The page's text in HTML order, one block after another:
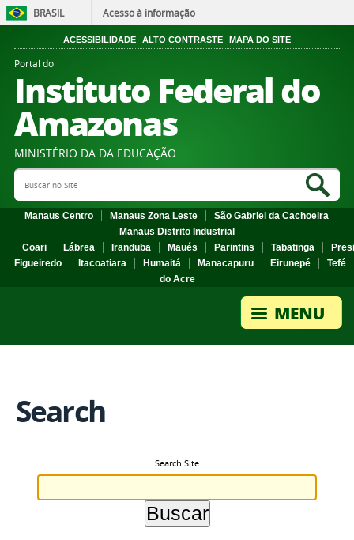
BRASIL Acesso à informação
ACESSIBILIDADE ALTO CONTRASTE MAPA DO SITE
Portal do
Instituto Federal do
Amazonas
MINISTÉRIO DA DA EDUCAÇÃO
Search Site
Manaus Centro Manaus Zona Leste
São Gabriel da Cachoeira
Manaus Distrito Industrial
Coari
Lábrea Iranduba Maués Parintins Tabatinga
Figueiredo
Itacoatiara Humaitá Manacapuru Eirunepé
Tefé
do Acre
Search
Search Site